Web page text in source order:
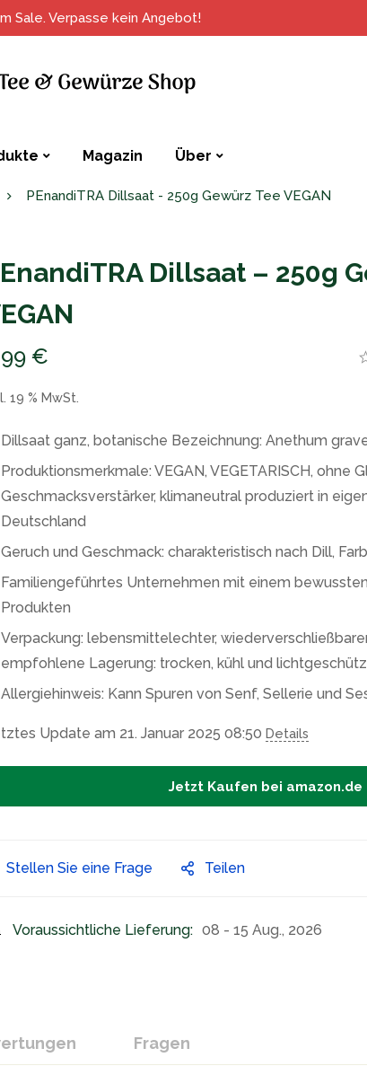
Sale. Verpasse kein Angebot!
Magazin Über
PEnandiTRA Dillsaat - 250g Gewürz Tee VEGAN
Dillsaat – 250g
€
19 % MwSt.
Dillsaat ganz, botanische Bezeichnung: Anethum
Produktionsmerkmale: VEGAN, VEGETARISCH, ohne
Geschmacksverstärker, klimaneutral produziert in
Deutschland
Geruch und Geschmack: charakteristisch nach Dill,
Familiengeführtes Unternehmen mit einem
Produkten
Verpackung: lebensmittelechter,
empfohlene Lagerung: trocken, kühl und
Allergiehinweis: Kann Spuren von Senf, Sellerie und
Update am 21. Januar 2025 08:50 Details
Jetzt Kaufen bei amazon.de
Stellen Sie eine Frage Teilen
Voraussichtliche Lieferung: 08 - 15 Aug., 2026
Fragen